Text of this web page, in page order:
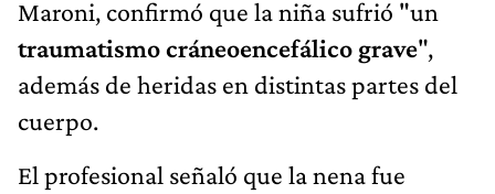
Maroni, confirmó que la niña sufrió "un
traumatismo cráneoencefálico grave",
además de heridas en distintas partes del
cuerpo.
El profesional señaló que la nena fue